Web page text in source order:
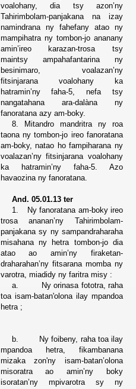
voalohany, dia tsy azon’ny
Tahirimbolam-panjakana na izay
namindrana ny fahefany atao ny
mampihatra ny tombon-jo ananany
amin’ireo karazan-trosa tsy
maintsy ampahafantarina ny
besinimaro, voalazan’ny
fitsinjarana voalohany ka
hatramin’ny faha-5, nefa tsy
nangatahana ara-dalàna ny
fanoratana azy am-boky.
8. Mitandro mandritra ny roa
taona ny tombon-jo ireo fanoratana
am-boky, natao ho fampiharana ny
voalazan’ny fitsinjarana voalohany
ka hatramin’ny faha-5. Azo
havaozina ny fanoratana.
And. 05.01.13 ter
1.
Ny fanoratana am-boky ireo
trosa ananan’ny Tahirimbolam-
panjakana sy ny sampandraharaha
misahana ny hetra tombon-jo dia
atao ao amin’ny firaketan-
draharahan’ny fitsarana momba ny
varotra, miadidy ny faritra misy :
a.
Ny orinasa fototra, raha
toa isam-batan'olona ilay mpandoa
hetra ;
b.
Ny foibeny, raha toa ilay
mpandoa hetra, fikambanana
mizaka zon'ny isam-batan’olona
misoratra ao amin’ny boky
isoratan’ny mpivarotra sy ny